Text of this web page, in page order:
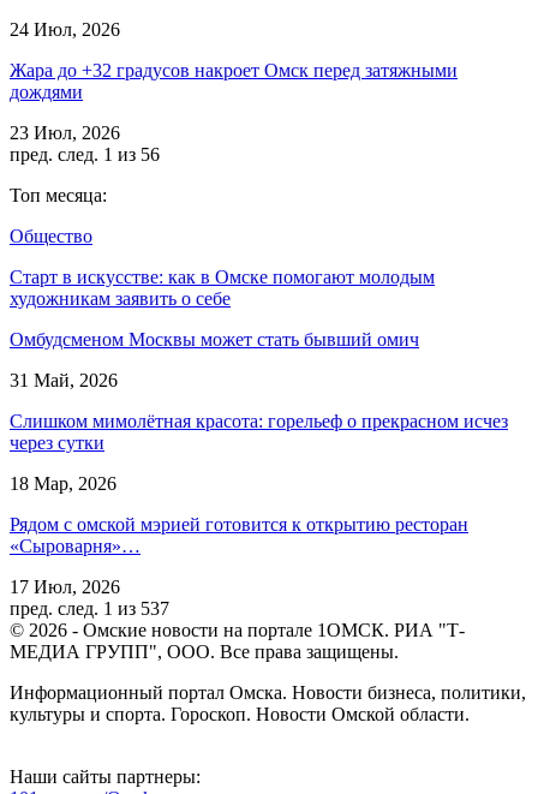
24 Июл, 2026
Жара до +32 градусов накроет Омск перед затяжными
дождями
23 Июл, 2026
пред. след. 1 из 56
Топ месяца:
Общество
Старт в искусстве: как в Омске помогают молодым
художникам заявить о себе
Омбудсменом Москвы может стать бывший омич
31 Май, 2026
Слишком мимолётная красота: горельеф о прекрасном исчез
через сутки
18 Мар, 2026
Рядом с омской мэрией готовится к открытию ресторан
«Сыроварня»…
17 Июл, 2026
пред. след. 1 из 537
© 2026 - Омские новости на портале 1ОМСК. РИА "Т-
МЕДИА ГРУПП", ООО. Все права защищены.
Информационный портал Омска. Новости бизнеса, политики,
культуры и спорта. Гороскоп. Новости Омской области.
Наши сайты партнеры: